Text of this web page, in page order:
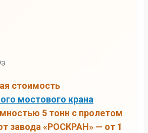
стоимость
мостового крана
5 тонн с пролетом
завода «РОСКРАН» — от 1